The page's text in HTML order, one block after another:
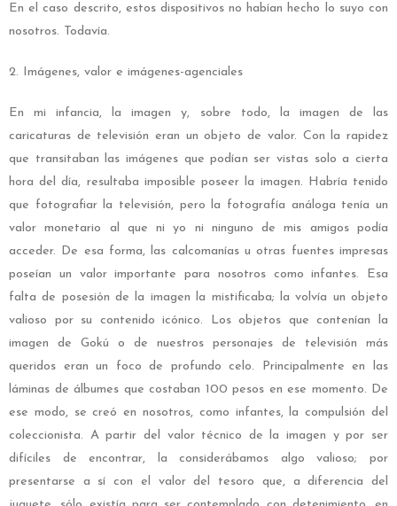
En el caso descrito, estos dispositivos no habían hecho lo suyo con
nosotros. Todavía.
2. Imágenes, valor e imágenes-agenciales
En mi infancia, la imagen y, sobre todo, la imagen de las
caricaturas de televisión eran un objeto de valor. Con la rapidez
que transitaban las imágenes que podían ser vistas solo a cierta
hora del día, resultaba imposible poseer la imagen. Habría tenido
que fotografiar la televisión, pero la fotografía análoga tenía un
valor monetario al que ni yo ni ninguno de mis amigos podía
acceder. De esa forma, las calcomanías u otras fuentes impresas
poseían un valor importante para nosotros como infantes. Esa
falta de posesión de la imagen la mistificaba; la volvía un objeto
valioso por su contenido icónico. Los objetos que contenían la
imagen de Gokú o de nuestros personajes de televisión más
queridos eran un foco de profundo celo. Principalmente en las
láminas de álbumes que costaban 100 pesos en ese momento. De
ese modo, se creó en nosotros, como infantes, la compulsión del
coleccionista. A partir del valor técnico de la imagen y por ser
difíciles de encontrar, la considerábamos algo valioso; por
presentarse a sí con el valor del tesoro que, a diferencia del